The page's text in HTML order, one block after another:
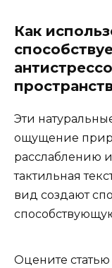
Как
Эти
ощущение
расслаблению
тактильная
вид создают
Оцените статью